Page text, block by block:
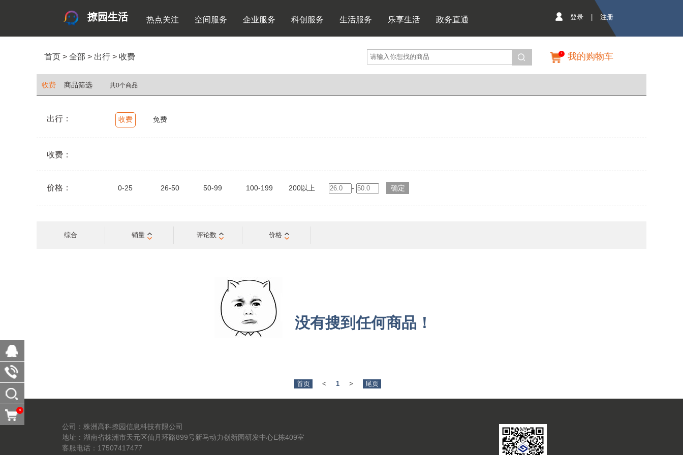
撩园生活 热点关注 空间服务 企业服务 科创服务 生活服务 乐享生活 政务直通 登录 注册
首页 > 全部 > 出行 > 收费 0 我的购物车
收费 商品筛选 共0个商品
出行： 收费 免费
收费：
价格： 0-25 26-50 50-99 100-199 200以上 -
综合 销量 评论数 价格
没有搜到任何商品！
首页 < 1 > 尾页
公司：株洲高科撩园信息科技有限公司
地址：湖南省株洲市天元区仙月环路899号新马动力创新园研发中心E栋409室
客服电话：17507417477
0